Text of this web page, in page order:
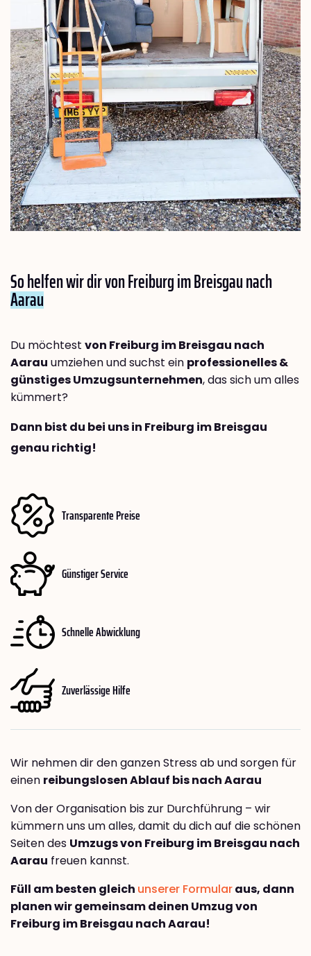
So helfen wir dir von Freiburg im Breisgau nach
Aarau
Du möchtest von Freiburg im Breisgau nach
Aarau umziehen und suchst ein professionelles &
günstiges Umzugsunternehmen, das sich um alles
kümmert?
Dann bist du bei uns in Freiburg im Breisgau
genau richtig!
Transparente Preise
Günstiger Service
Schnelle Abwicklung
Zuverlässige Hilfe
Wir nehmen dir den ganzen Stress ab und sorgen für
einen reibungslosen Ablauf bis nach Aarau
Von der Organisation bis zur Durchführung – wir
kümmern uns um alles, damit du dich auf die schönen
Seiten des Umzugs von Freiburg im Breisgau nach
Aarau freuen kannst.
Füll am besten gleich unserer Formularaus, dann
planen wir gemeinsam deinen Umzug von
Freiburg im Breisgau nach Aarau!